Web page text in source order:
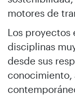
motores de
Los proyectos
disciplinas
desde sus
conocimiento,